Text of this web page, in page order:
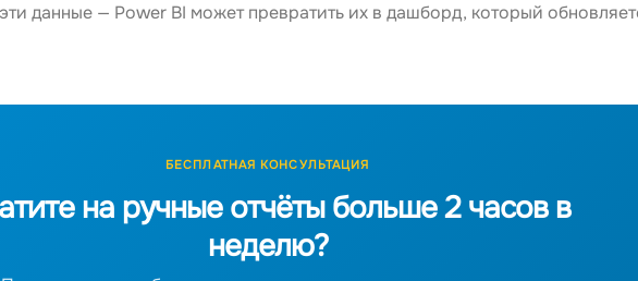
данные — Power BI может превратить их в дашборд, который
БЕСПЛАТНАЯ КОНСУЛЬТАЦИЯ
на ручные отчёты больше 2 часов в
неделю?